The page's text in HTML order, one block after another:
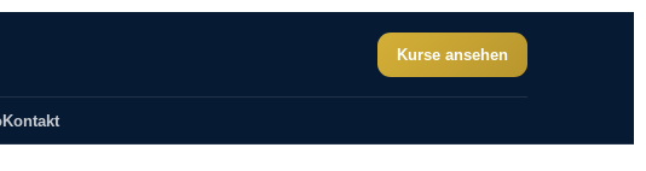
Kurse ansehen
Kontakt